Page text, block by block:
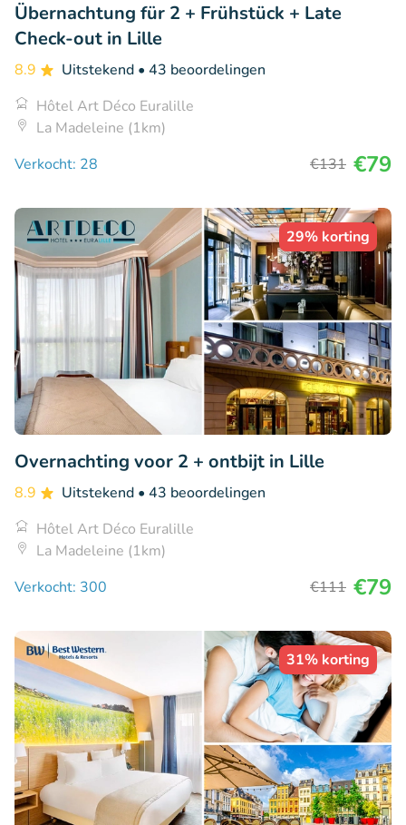
Übernachtung für 2 + Frühstück + Late
Check-out in Lille
8.9 Uitstekend • 43 beoordelingen
Hôtel Art Déco Euralille
La Madeleine (1km)
Verkocht: 28
€131 €79
29% korting
Overnachting voor 2 + ontbijt in Lille
8.9 Uitstekend • 43 beoordelingen
Hôtel Art Déco Euralille
La Madeleine (1km)
Verkocht: 300
€111 €79
31% korting